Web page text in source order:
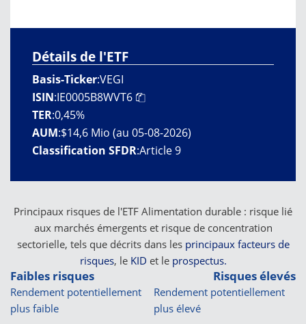
Détails de l'ETF
Basis-Ticker:VEGI
ISIN:IE0005B8WVT6
TER:0,45%
AUM:$14,6 Mio (au 05-08-2026)
Classification SFDR:Article 9
Faibles risques
Rendement potentiellement
plus faible
Risques élevés
Rendement potentiellement
plus élevé
Principaux risques de l'ETF Alimentation durable : risque lié
aux marchés émergents et risque de concentration
sectorielle, tels que décrits dans les principaux facteurs de
risques, le KID et le prospectus.